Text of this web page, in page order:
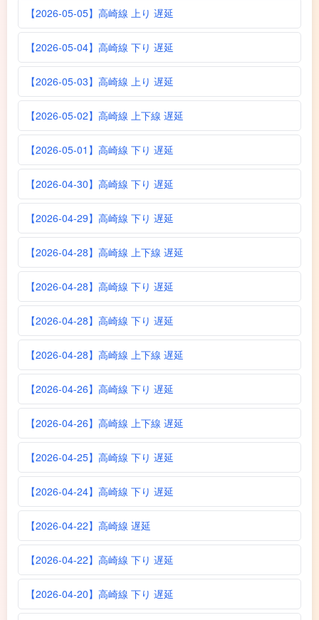
【2026-05-05】高崎線 上り 遅延
【2026-05-04】高崎線 下り 遅延
【2026-05-03】高崎線 上り 遅延
【2026-05-02】高崎線 上下線 遅延
【2026-05-01】高崎線 下り 遅延
【2026-04-30】高崎線 下り 遅延
【2026-04-29】高崎線 下り 遅延
【2026-04-28】高崎線 上下線 遅延
【2026-04-28】高崎線 下り 遅延
【2026-04-28】高崎線 下り 遅延
【2026-04-28】高崎線 上下線 遅延
【2026-04-26】高崎線 下り 遅延
【2026-04-26】高崎線 上下線 遅延
【2026-04-25】高崎線 下り 遅延
【2026-04-24】高崎線 下り 遅延
【2026-04-22】高崎線 遅延
【2026-04-22】高崎線 下り 遅延
【2026-04-20】高崎線 下り 遅延